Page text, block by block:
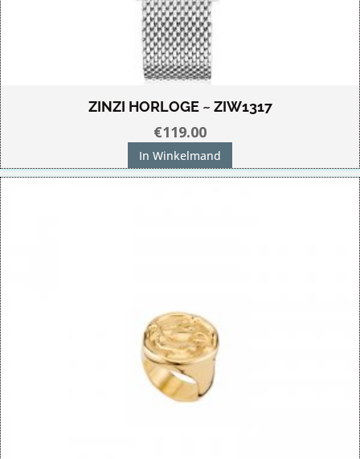
ZINZI HORLOGE ~ ZIW1317
€119.00
In Winkelmand